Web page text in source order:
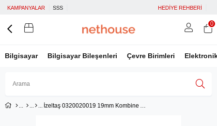
KAMPANYALAR SSS HEDİYE REHBERİ
Bilgisayar Bilgisayar Bileşenleri Çevre Birimleri
Üye Girişi
0
İzeltaş 0320020019 19mm Kombine Anahtar Kısa Boy